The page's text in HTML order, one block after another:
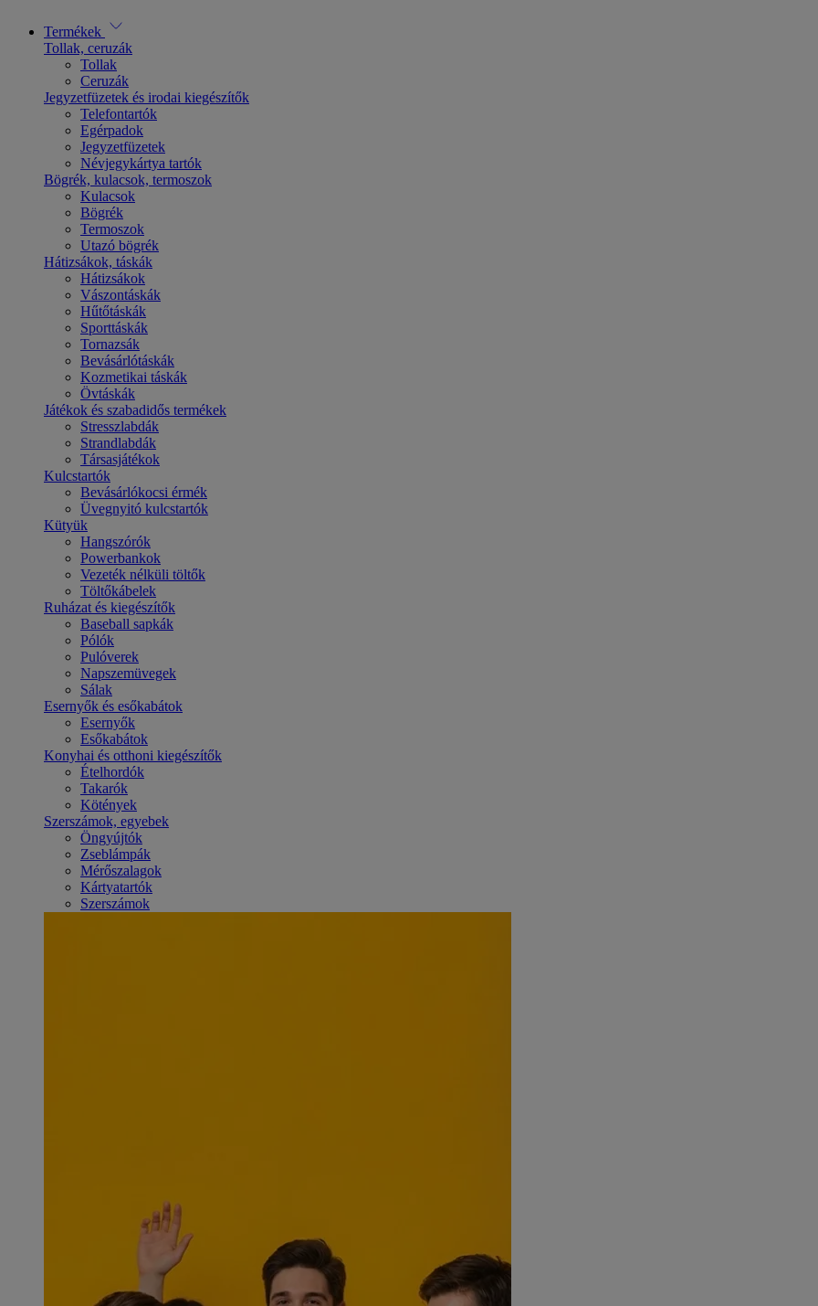
Termékek
Tollak, ceruzák
Tollak
Ceruzák
Jegyzetfüzetek és irodai kiegészítők
Telefontartók
Egérpadok
Jegyzetfüzetek
Névjegykártya tartók
Bögrék, kulacsok, termoszok
Kulacsok
Bögrék
Termoszok
Utazó bögrék
Hátizsákok, táskák
Hátizsákok
Vászontáskák
Hűtőtáskák
Sporttáskák
Tornazsák
Bevásárlótáskák
Kozmetikai táskák
Övtáskák
Játékok és szabadidős termékek
Stresszlabdák
Strandlabdák
Társasjátékok
Kulcstartók
Bevásárlókocsi érmék
Üvegnyitó kulcstartók
Kütyük
Hangszórók
Powerbankok
Vezeték nélküli töltők
Töltőkábelek
Ruházat és kiegészítők
Baseball sapkák
Pólók
Pulóverek
Napszemüvegek
Sálak
Esernyők és esőkabátok
Esernyők
Esőkabátok
Konyhai és otthoni kiegészítők
Ételhordók
Takarók
Kötények
Szerszámok, egyebek
Öngyújtók
Zseblámpák
Mérőszalagok
Kártyatartók
Szerszámok